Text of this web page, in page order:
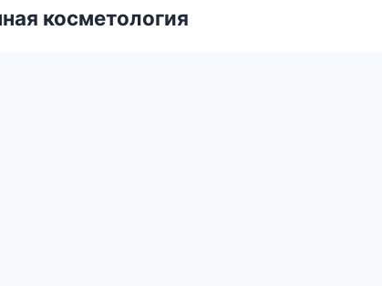
косметология